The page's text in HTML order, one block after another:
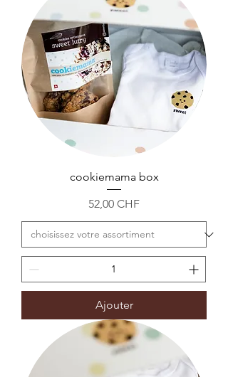
cookiemama box
Prix
52,00 CHF
Ajouter